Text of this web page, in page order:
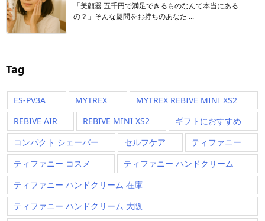
「美顔器 五千円で満足できるものなんて本当にある
の？」そんな疑問をお持ちのあなた ...
Tag
ES-PV3A MYTREX
MYTREX REBIVE MINI XS2
REBIVE AIR
REBIVE MINI XS2
ギフトにおすすめ
コンパクト シェーバー
セルフケア
ティファニー
ティファニー コスメ
ティファニー ハンドクリーム
ティファニー ハンドクリーム 在庫
ティファニー ハンドクリーム 大阪